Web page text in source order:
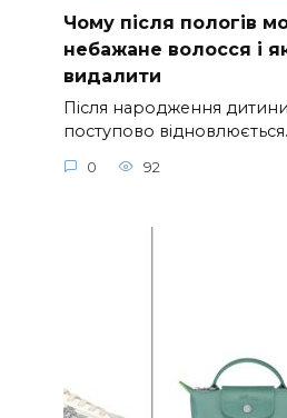
Чому після пологів
небажане волосся і
видалити
Після народження
поступово відновлюється.
0 92